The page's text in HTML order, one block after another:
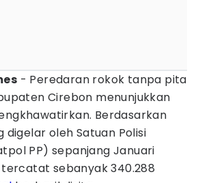
- Peredaran rokok tanpa pita
Cirebon menunjukkan
Berdasarkan
digelar oleh Satuan Polisi
PP) sepanjang Januari
tercatat sebanyak 340.288